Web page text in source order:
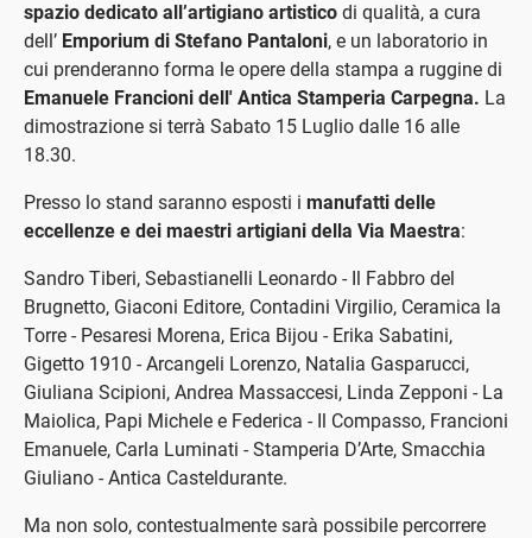
spazio dedicato all’artigiano artistico di qualità, a cura
dell’ Emporium di Stefano Pantaloni, e un laboratorio in
cui prenderanno forma le opere della stampa a ruggine di
Emanuele Francioni dell' Antica Stamperia Carpegna. La
dimostrazione si terrà Sabato 15 Luglio dalle 16 alle
18.30.
Presso lo stand saranno esposti i manufatti delle
eccellenze e dei maestri artigiani della Via Maestra:
Sandro Tiberi, Sebastianelli Leonardo - Il Fabbro del
Brugnetto, Giaconi Editore, Contadini Virgilio, Ceramica la
Torre - Pesaresi Morena, Erica Bijou - Erika Sabatini,
Gigetto 1910 - Arcangeli Lorenzo, Natalia Gasparucci,
Giuliana Scipioni, Andrea Massaccesi, Linda Zepponi - La
Maiolica, Papi Michele e Federica - Il Compasso, Francioni
Emanuele, Carla Luminati - Stamperia D’Arte, Smacchia
Giuliano - Antica Casteldurante.
Ma non solo, contestualmente sarà possibile percorrere